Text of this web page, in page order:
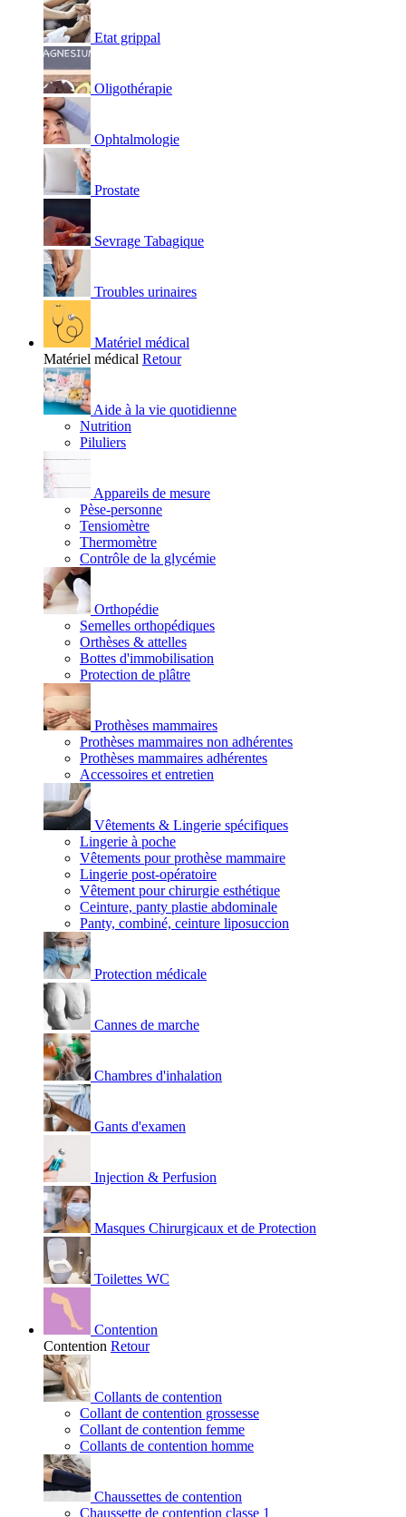
Etat grippal
Oligothérapie
Ophtalmologie
Prostate
Sevrage Tabagique
Troubles urinaires
Matériel médical
Matériel médical Retour
Aide à la vie quotidienne
Nutrition
Piluliers
Appareils de mesure
Pèse-personne
Tensiomètre
Thermomètre
Contrôle de la glycémie
Orthopédie
Semelles orthopédiques
Orthèses & attelles
Bottes d'immobilisation
Protection de plâtre
Prothèses mammaires
Prothèses mammaires non adhérentes
Prothèses mammaires adhérentes
Accessoires et entretien
Vêtements & Lingerie spécifiques
Lingerie à poche
Vêtements pour prothèse mammaire
Lingerie post-opératoire
Vêtement pour chirurgie esthétique
Ceinture, panty plastie abdominale
Panty, combiné, ceinture liposuccion
Protection médicale
Cannes de marche
Chambres d'inhalation
Gants d'examen
Injection & Perfusion
Masques Chirurgicaux et de Protection
Toilettes WC
Contention
Contention Retour
Collants de contention
Collant de contention grossesse
Collant de contention femme
Collants de contention homme
Chaussettes de contention
Chaussette de contention classe 1